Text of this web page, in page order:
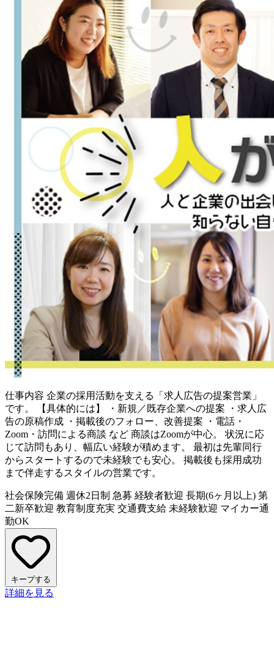
仕事内容 企業の採用活動を支える「求人広告の提案営業」
です。 【具体的には】 ・新規／既存企業への提案 ・求人広
告の原稿作成 ・掲載後のフォロー、改善提案 ・電話・
Zoom・訪問による商談 など 商談はZoomが中心。 状況に応
じて訪問もあり、幅広い経験が積めます。 最初は先輩同行
からスタートするので未経験でも安心。 掲載後も採用成功
まで伴走するスタイルの営業です。
社会保険完備 週休2日制 急募 経験者歓迎 長期(6ヶ月以上) 第
二新卒歓迎 教育制度充実 交通費支給 未経験歓迎 マイカー通
勤OK
キープする
詳細を見る